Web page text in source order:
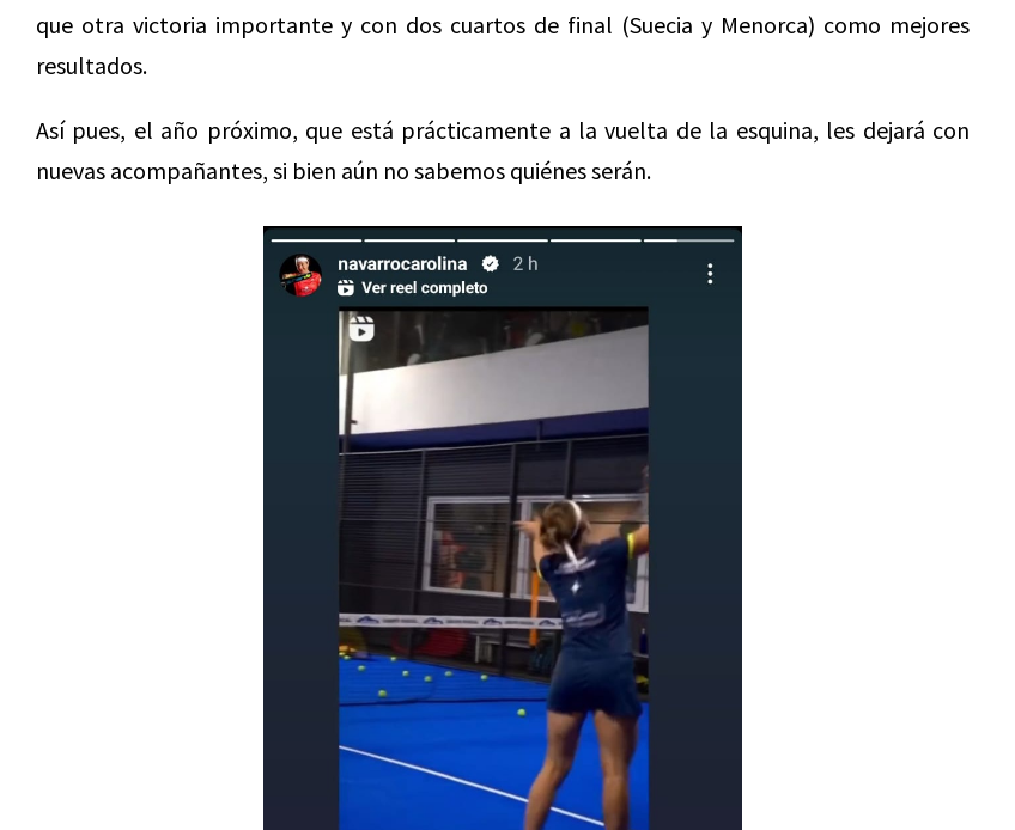
que otra victoria importante y con dos cuartos de final (Suecia y Menorca) como mejores
resultados.
Así pues, el año próximo, que está prácticamente a la vuelta de la esquina, les dejará con
nuevas acompañantes, si bien aún no sabemos quiénes serán.